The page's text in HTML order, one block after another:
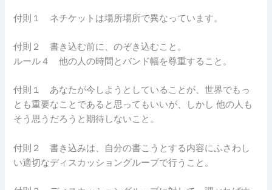
付則１ ネチケットは場所場所で異なっています。
付則２ 書き込む前に、のぞき込むこと。
ルール４ 他の人の時間とバンド幅を尊重すること。
付則１ あなたが今しようとしていることが、世界でもっ
とも重要なことであると思ってもいいが、しかし 他の人も
そう思うだろうと期待しないこと。
付則２ 書き込みは、自分の書こうとする内容にふさわし
い適切なディスカッショングループで行うこと。